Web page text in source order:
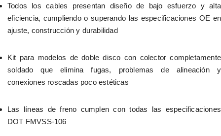
Todos los cables presentan diseño de bajo esfuerzo y alta
eficiencia, cumpliendo o superando las especificaciones OE en
ajuste, construcción y durabilidad
Kit para modelos de doble disco con colector completamente
soldado que elimina fugas, problemas de alineación y
conexiones roscadas poco estéticas
Las líneas de freno cumplen con todas las especificaciones
DOT FMVSS-106